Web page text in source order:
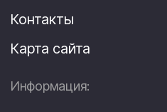
Контакты
Карта сайта
Информация: